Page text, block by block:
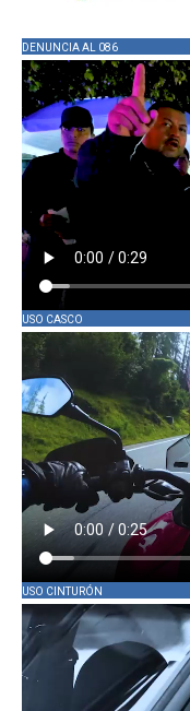
DENUNCIA AL 086
USO CASCO
USO CINTURÓN